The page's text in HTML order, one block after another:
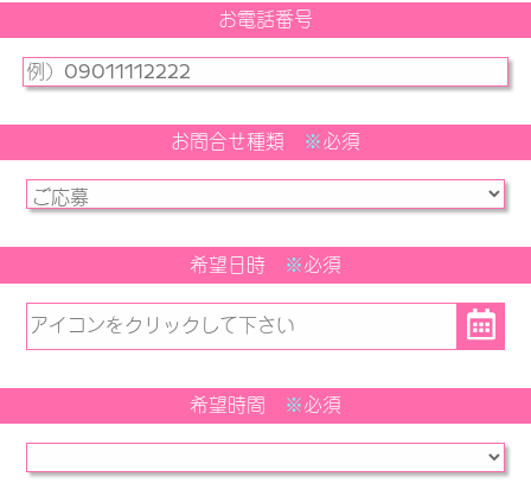
お電話番号
お問合せ種類 ※必須
希望日時 ※必須
希望時間 ※必須